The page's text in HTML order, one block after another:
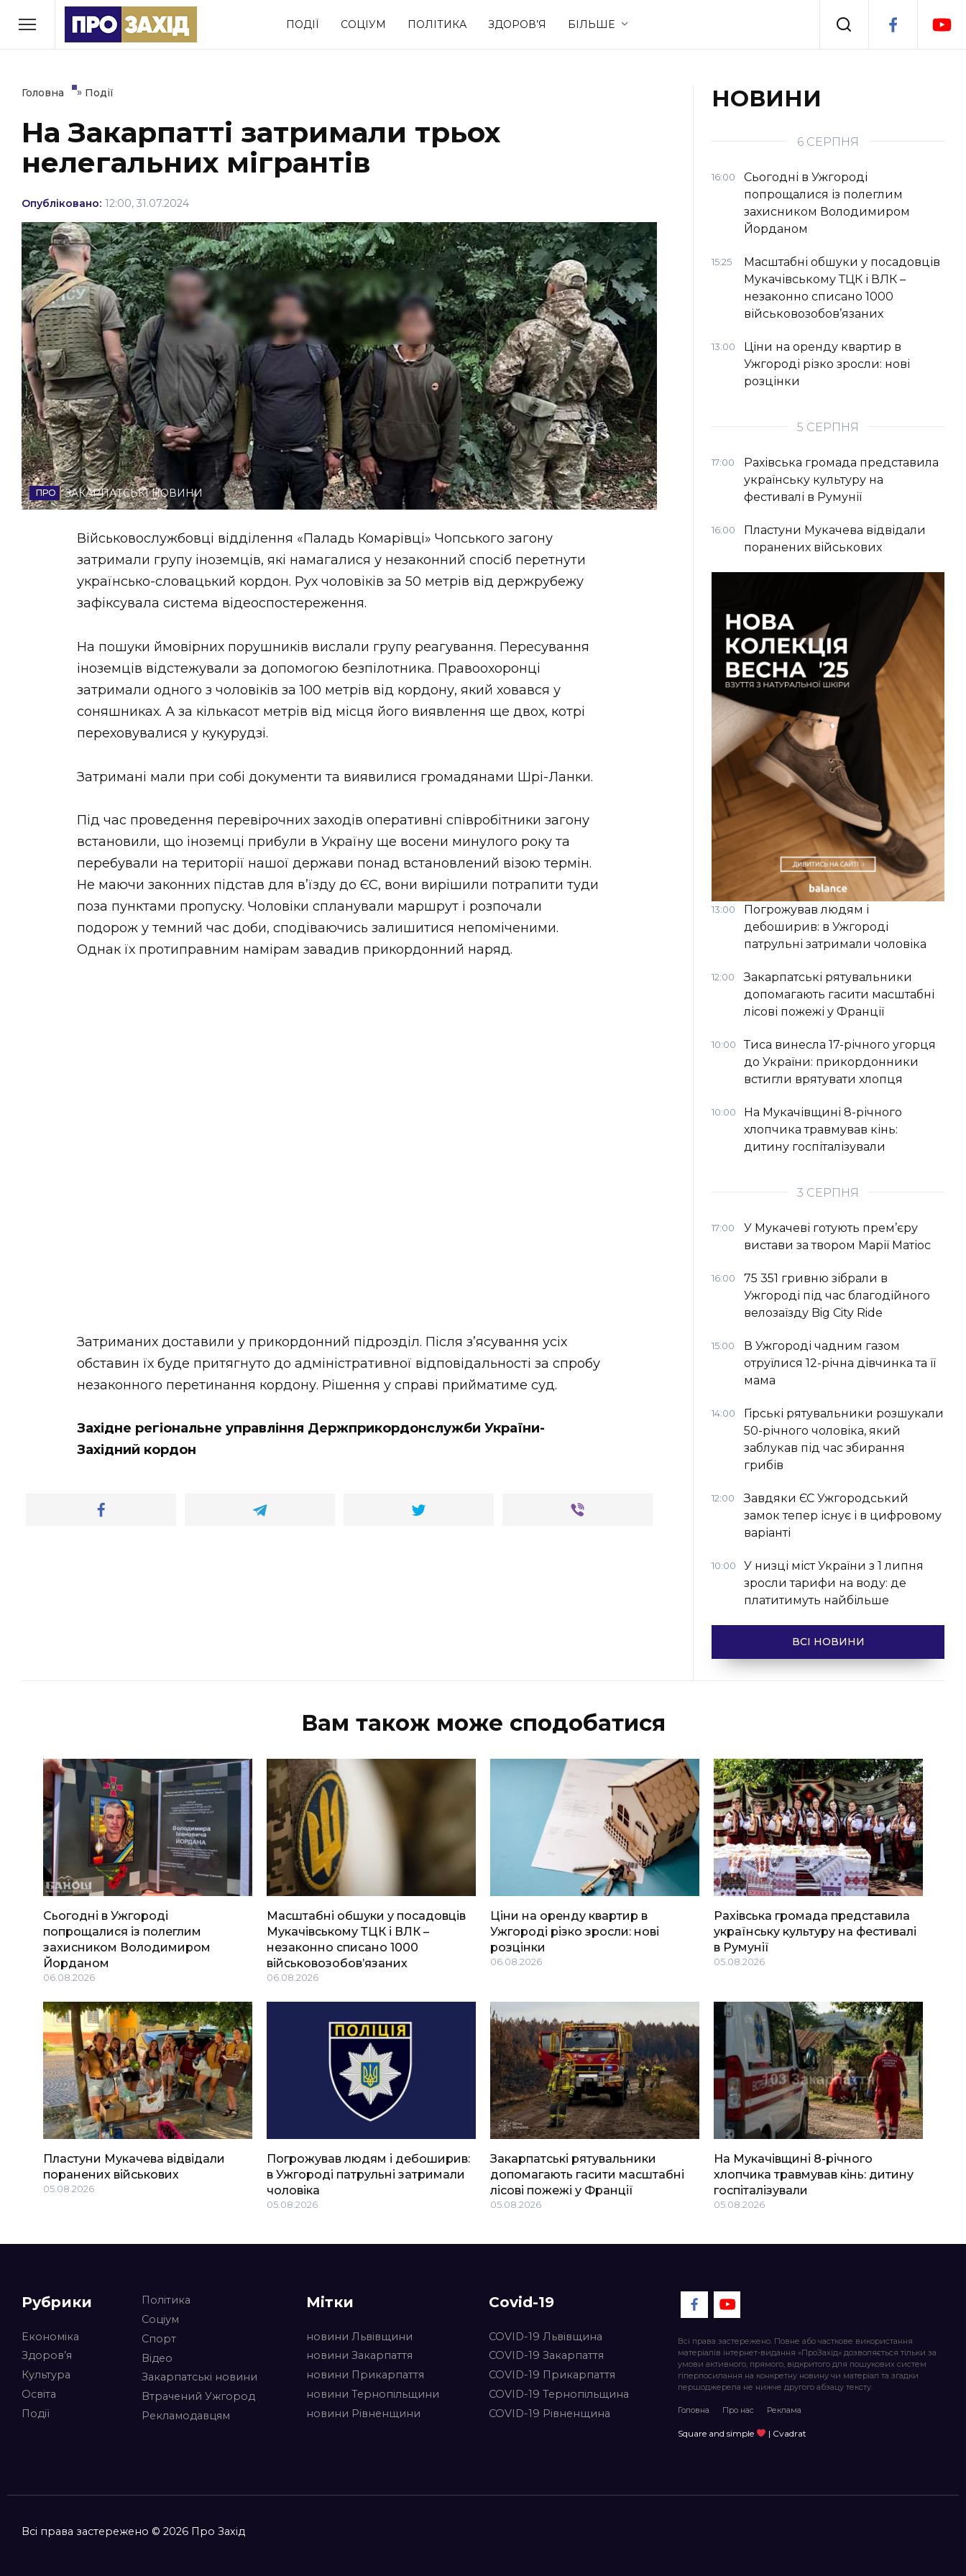
ПОДІЇ СОЦІУМ ПОЛІТИКА ЗДОРОВ’Я БІЛЬШЕ
РУБРИКИ
Економіка Події
Політика Соціум Спорт
Втрачений Ужгород
ЗАКАРПАТСЬКІ НОВИНИ
НОВИНИ ЗАХІДНОЇ УКРАЇНИ
ФОТО
ВІДЕО
Головна » Події
На Закарпатті затримали трьох
нелегальних мігрантів
Опубліковано: 12:00, 31.07.2024
ЗАКАРПАТСЬКІ НОВИНИ
Військовослужбовці відділення «Паладь Комарівці» Чопського загону
затримали групу іноземців, які намагалися у незаконний спосіб перетнути
українсько-словацький кордон. Рух чоловіків за 50 метрів від держрубежу
зафіксувала система відеоспостереження.
На пошуки ймовірних порушників вислали групу реагування. Пересування
іноземців відстежували за допомогою безпілотника. Правоохоронці
затримали одного з чоловіків за 100 метрів від кордону, який ховався у
соняшниках. А за кількасот метрів від місця його виявлення ще двох, котрі
переховувалися у кукурудзі.
Затримані мали при собі документи та виявилися громадянами Шрі-Ланки.
Під час проведення перевірочних заходів оперативні співробітники загону
встановили, що іноземці прибули в Україну ще восени минулого року та
перебували на території нашої держави понад встановлений візою термін.
Не маючи законних підстав для в’їзду до ЄС, вони вирішили потрапити туди
поза пунктами пропуску. Чоловіки спланували маршрут і розпочали
подорож у темний час доби, сподіваючись залишитися непоміченими.
Однак їх протиправним намірам завадив прикордонний наряд.
Затриманих доставили у прикордонний підрозділ. Після з’ясування усіх
обставин їх буде притягнуто до адміністративної відповідальності за спробу
незаконного перетинання кордону. Рішення у справі прийматиме суд.
Західне регіональне управління Держприкордонслужби України-
Західний кордон
НОВИНИ
6 СЕРПНЯ
16:00
Сьогодні в Ужгороді
попрощалися із полеглим
захисником Володимиром
Йорданом
15:25
Масштабні обшуки у посадовців
Мукачівському ТЦК і ВЛК –
незаконно списано 1000
військовозобов’язаних
13:00
Ціни на оренду квартир в
Ужгороді різко зросли: нові
розцінки
5 СЕРПНЯ
17:00
Рахівська громада представила
українську культуру на
фестивалі в Румунії
16:00
Пластуни Мукачева відвідали
поранених військових
13:00
Погрожував людям і
дебоширив: в Ужгороді
патрульні затримали чоловіка
12:00
Закарпатські рятувальники
допомагають гасити масштабні
лісові пожежі у Франції
10:00
Тиса винесла 17-річного угорця
до України: прикордонники
встигли врятувати хлопця
10:00
На Мукачівщині 8-річного
хлопчика травмував кінь:
дитину госпіталізували
3 СЕРПНЯ
17:00
У Мукачеві готують прем’єру
вистави за твором Марії Матіос
16:00
75 351 гривню зібрали в
Ужгороді під час благодійного
велозаїзду Big Сity Ride
15:00
В Ужгороді чадним газом
отруїлися 12-річна дівчинка та її
мама
14:00
Гірські рятувальники розшукали
50-річного чоловіка, який
заблукав під час збирання
грибів
12:00
Завдяки ЄС Ужгородський
замок тепер існує і в цифровому
варіанті
10:00
У низці міст України з 1 липня
зросли тарифи на воду: де
платитимуть найбільше
ВСІ НОВИНИ
Вам також може сподобатися
Сьогодні в Ужгороді
попрощалися із полеглим
захисником Володимиром
Йорданом
06.08.2026
Масштабні обшуки у посадовців
Мукачівському ТЦК і ВЛК –
незаконно списано 1000
військовозобов’язаних
06.08.2026
Ціни на оренду квартир в
Ужгороді різко зросли: нові
розцінки
06.08.2026
Рахівська громада представила
українську культуру на фестивалі
в Румунії
05.08.2026
Пластуни Мукачева відвідали
поранених військових
05.08.2026
Погрожував людям і дебоширив:
в Ужгороді патрульні затримали
чоловіка
05.08.2026
Закарпатські рятувальники
допомагають гасити масштабні
лісові пожежі у Франції
05.08.2026
На Мукачівщині 8-річного
хлопчика травмував кінь: дитину
госпіталізували
05.08.2026
Рубрики
Економіка
Здоров’я
Культура
Освіта
Події
Політика
Соціум
Спорт
Відео
Закарпатські новини
Втрачений Ужгород
Рекламодавцям
Мітки
новини Львівщини
новини Закарпаття
новини Прикарпаття
новини Тернопільщини
новини Рівненщини
Covid-19
COVID-19 Львівщина
COVID-19 Закарпаття
COVID-19 Прикарпаття
COVID-19 Тернопільщина
COVID-19 Рівненщина
Всі права застережено. Повне або часткове використання
матеріалів інтернет-видання «ПроЗахід» дозволяється тільки за
умови активного, прямого, відкритого для пошукових систем
гіперпосилання на конкретну новину чи матеріал та згадки
першоджерела не нижче другого абзацу тексту.
Головна Про нас Реклама
Square and simple | Cvadrat
Всі права застережено © 2026 Про Захід